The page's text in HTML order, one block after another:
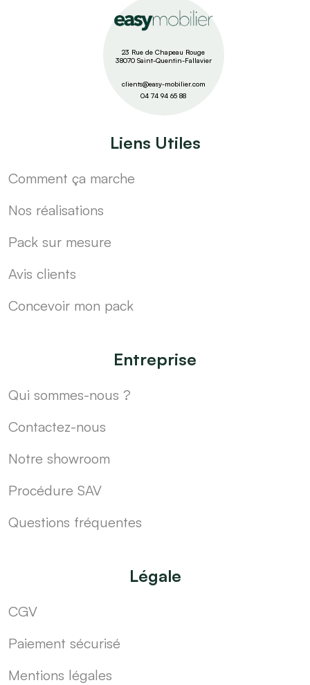
23 Rue de Chapeau Rouge
38070 Saint-Quentin-Fallavier
clients@easy-mobilier.com
04 74 94 65 88
Liens Utiles
Comment ça marche
Nos réalisations
Pack sur mesure
Avis clients
Concevoir mon pack
Entreprise
Qui sommes-nous ?
Contactez-nous
Notre showroom
Procédure SAV
Questions fréquentes
Légale
CGV
Paiement sécurisé
Mentions légales